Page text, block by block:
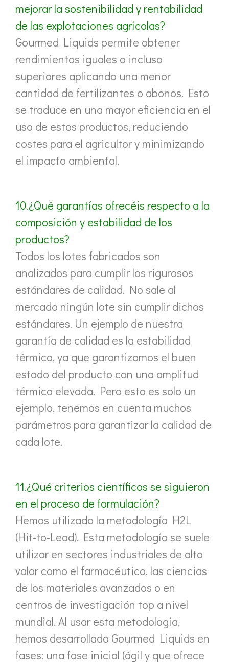
mejorar la sostenibilidad y rentabilidad
de las explotaciones agrícolas?
Gourmed Liquids permite obtener
rendimientos iguales o incluso
superiores aplicando una menor
cantidad de fertilizantes o abonos. Esto
se traduce en una mayor eficiencia en el
uso de estos productos, reduciendo
costes para el agricultor y minimizando
el impacto ambiental.
10.¿Qué garantías ofrecéis respecto a la
composición y estabilidad de los
productos?
Todos los lotes fabricados son
analizados para cumplir los rigurosos
estándares de calidad. No sale al
mercado ningún lote sin cumplir dichos
estándares. Un ejemplo de nuestra
garantía de calidad es la estabilidad
térmica, ya que garantizamos el buen
estado del producto con una amplitud
térmica elevada. Pero esto es solo un
ejemplo, tenemos en cuenta muchos
parámetros para garantizar la calidad de
cada lote.
11.¿Qué criterios científicos se siguieron
en el proceso de formulación?
Hemos utilizado la metodología H2L
(Hit-to-Lead). Esta metodología se suele
utilizar en sectores industriales de alto
valor como el farmacéutico, las ciencias
de los materiales avanzados o en
centros de investigación top a nivel
mundial. Al usar esta metodología,
hemos desarrollado Gourmed Liquids en
fases: una fase inicial (ágil y que ofrece